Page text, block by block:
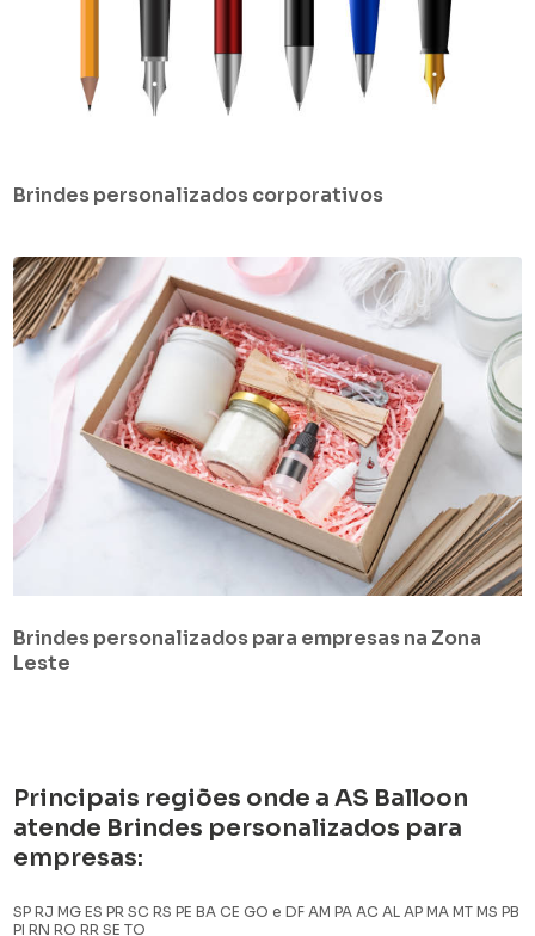
Brindes personalizados corporativos
Brindes personalizados para empresas na Zona
Leste
Principais regiões onde a AS Balloon
atende Brindes personalizados para
empresas:
SP RJ MG ES PR SC RS PE BA CE GO e DF AM PA AC AL AP MA MT MS PB
PI RN RO RR SE TO